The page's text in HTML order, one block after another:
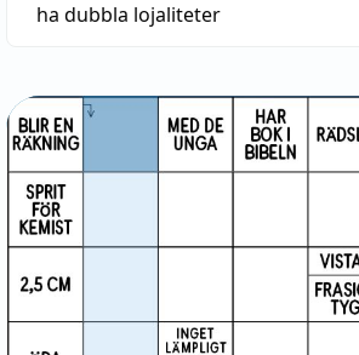
ha dubbla lojaliteter